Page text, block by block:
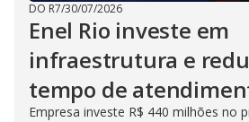
DO R7/30/07/2026
Enel Rio investe em
infraestrutura e
tempo de
Empresa investe R$ 440 milhões no